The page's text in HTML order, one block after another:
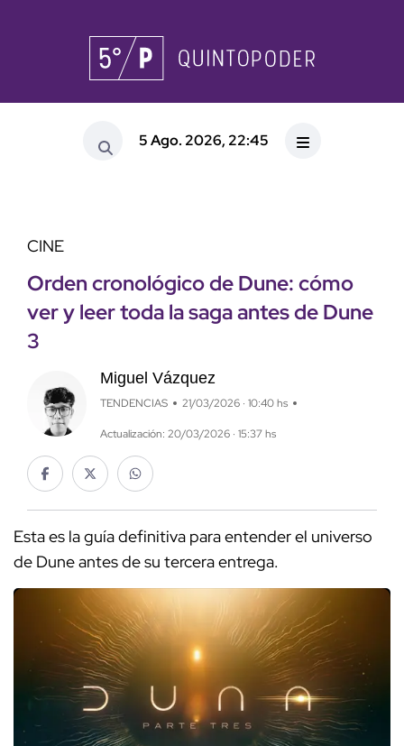
5 Ago. 2026, 22:45
CINE
Orden cronológico de Dune: cómo
ver y leer toda la saga antes de Dune
3
Miguel Vázquez
TENDENCIAS 21/03/2026 · 10:40 hs
Actualización: 20/03/2026 · 15:37 hs
Esta es la guía definitiva para entender el universo
de Dune antes de su tercera entrega.